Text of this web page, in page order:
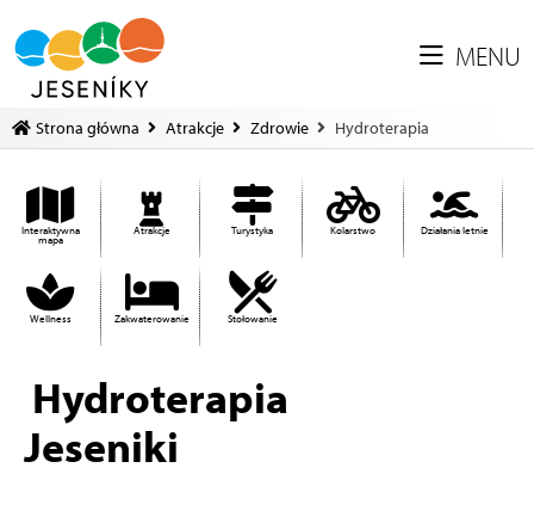
MENU
Strona główna Atrakcje Zdrowie Hydroterapia
Interaktywna
mapa
Atrakcje Turystyka Kolarstwo Działania letnie
Wellness Zakwaterowanie Stołowanie
Hydroterapia
Jeseniki